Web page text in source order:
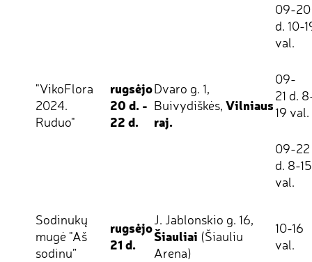
"VikoFlora
2024.
Ruduo"
rugsėjo
20 d. -
22 d.
Dvaro g. 1,
Buivydiškės, Vilniaus
raj.
09-20
d. 10-
val.
09-
21 d.
19 val.
09-22
d. 8-15
val.
Sodinukų
mugė "Aš
sodinu”
rugsėjo
21 d.
J. Jablonskio g. 16,
Šiauliai (Šiauliu
Arena)
10-16
val.